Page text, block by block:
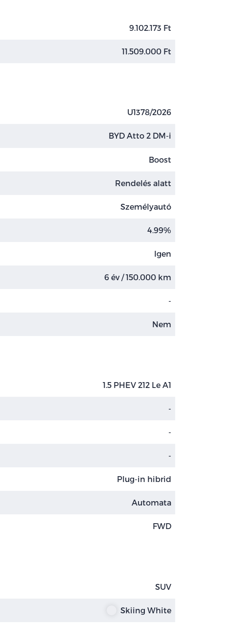
9.102.173 Ft
11.509.000 Ft
U1378/2026
BYD Atto 2 DM-i
Boost
Rendelés alatt
Személyautó
4.99%
Igen
6 év / 150.000 km
-
Nem
1.5 PHEV 212 Le A1
-
-
-
Plug-in hibrid
Automata
FWD
SUV
Skiing White